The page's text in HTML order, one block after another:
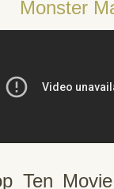
Monster
Ten